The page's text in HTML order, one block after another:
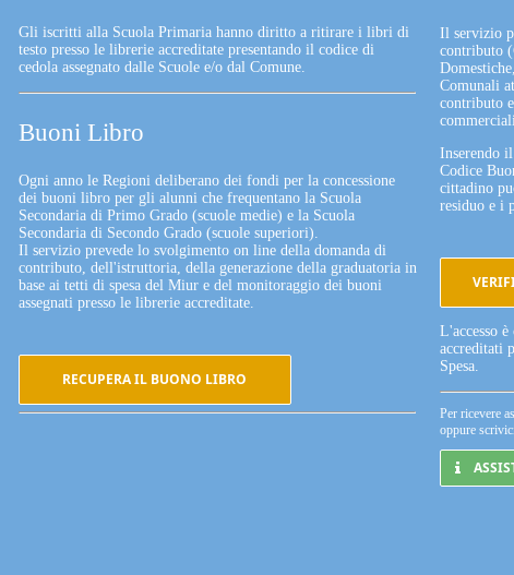
Gli iscritti alla Scuola Primaria hanno diritto a ritirare i libri di
testo presso le librerie accreditate presentando il codice di
cedola assegnato dalle Scuole e/o dal Comune.
Buoni Libro
Ogni anno le Regioni deliberano dei fondi per la concessione
dei buoni libro per gli alunni che frequentano la Scuola
Secondaria di Primo Grado (scuole medie) e la Scuola
Secondaria di Secondo Grado (scuole superiori).
Il servizio prevede lo svolgimento on line della domanda di
contributo, dell'istruttoria, della generazione della graduatoria in
base ai tetti di spesa del Miur e del monitoraggio dei buoni
assegnati presso le librerie accreditate.
RECUPERA IL BUONO LIBRO
Il servizio
contributo
Comunali
contributo
Inserendo
Codice
cittadino
residuo e i
L'accesso
accreditati
Spesa.
Per ricevere
oppure